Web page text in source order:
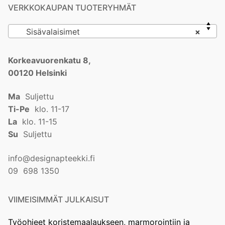
VERKKOKAUPAN TUOTERYHMÄT
×
Sisävalaisimet
Korkeavuorenkatu 8,
00120 Helsinki
Ma Suljettu
Ti-Pe klo. 11-17
La klo. 11-15
Su Suljettu
info@designapteekki.fi
09 698 1350
VIIMEISIMMÄT JULKAISUT
Työohjeet koristemaalaukseen, marmorointiin ja